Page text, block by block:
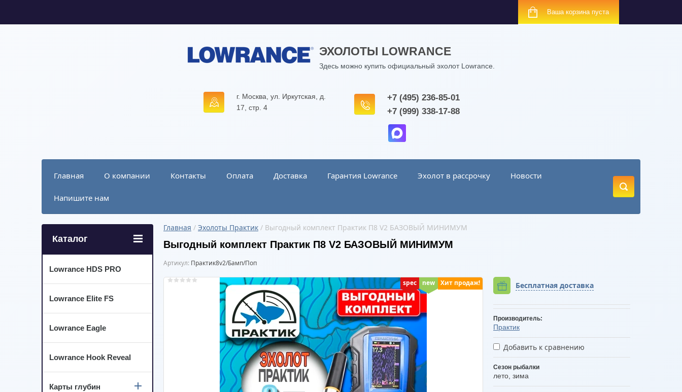
Ваша корзина пуста
ЭХОЛОТЫ LOWRANCE
Здесь можно купить официальный эхолот Lowrance.
+7 (495) 236-85-01
+7 (999) 338-17-88
г. Москва, ул. Иркутская, д.
17, стр. 4
Главная О компании Контакты Оплата Доставка Гарантия Lowrance Эхолот в рассрочку Новости
Напишите нам
Главная / Эхолоты Практик / Выгодный комплект Практик П8 V2 БАЗОВЫЙ МИНИМУМ
Выгодный комплект Практик П8 V2 БАЗОВЫЙ МИНИМУМ
Артикул: Практик8v2/Бамп/Поп
spec new Хит продаж! Бесплатная доставка
Производитель:
Практик
Добавить к сравнению
Сезон рыбалки
лето, зима
Каталог
Lowrance HDS PRO
Lowrance Elite FS
Lowrance Eagle
Lowrance Hook Reveal
Карты глубин